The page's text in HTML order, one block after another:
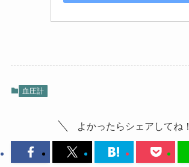
血圧計
よかったらシェアしてね！